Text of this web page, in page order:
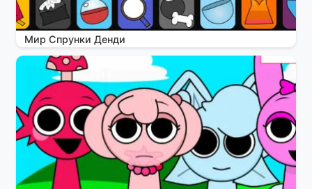
Мир Спрунки Денди